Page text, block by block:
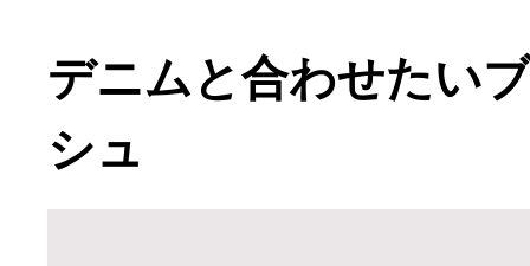
デニムと合わせたい
シュ